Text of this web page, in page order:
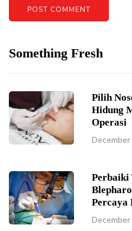
Something Fresh
Pilih
Hidung
Operasi
Perbaiki
Percaya